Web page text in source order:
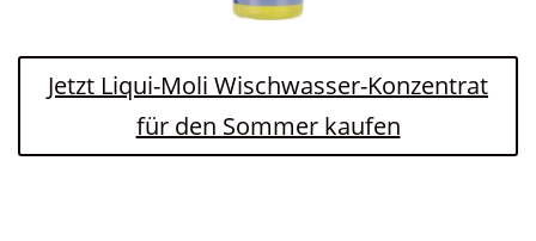
Jetzt Liqui-Moli Wischwasser-Konzentrat
für den Sommer kaufen